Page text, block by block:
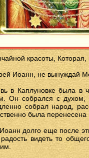
красоты, Которая,
Иоанн, не вынуждай
в Каплуновке была в
Он собрался с духом,
собрал народ,
была перенесена
долго еще после
видеть то